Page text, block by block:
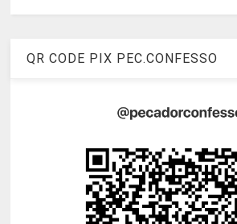
QR CODE PIX PEC.CONFESSO